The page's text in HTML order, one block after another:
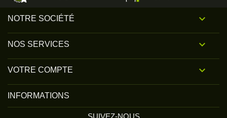
NOTRE SOCIÉTÉ 
NOS SERVICES 
VOTRE COMPTE 
INFORMATIONS
SUIVEZ-NOUS